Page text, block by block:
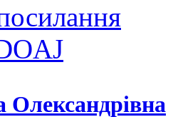
Олександрівна